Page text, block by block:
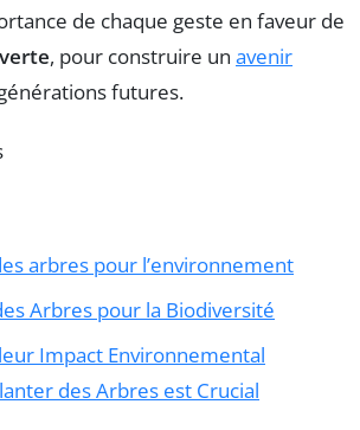
de chaque geste en faveur de
, pour construire un avenir
futures.
arbres pour l’environnement
Arbres pour la Biodiversité
Impact Environnemental
des Arbres est Crucial